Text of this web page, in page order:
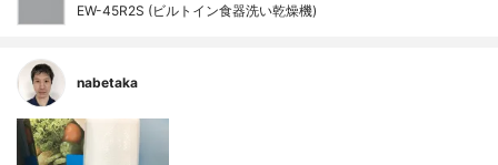
EW-45R2S (ビルトイン食器洗い乾燥機)
nabetaka